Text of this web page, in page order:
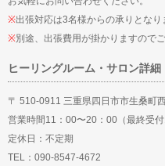
※出張対応は3名様からの承りとなり
※別途、出張費用が掛かりますので
ヒーリングルーム・サロン詳細
〒 510-0911 三重県四日市市生桑町
営業時間11：00〜20：00（最終受
定休日：不定期
TEL：090-8547-4672